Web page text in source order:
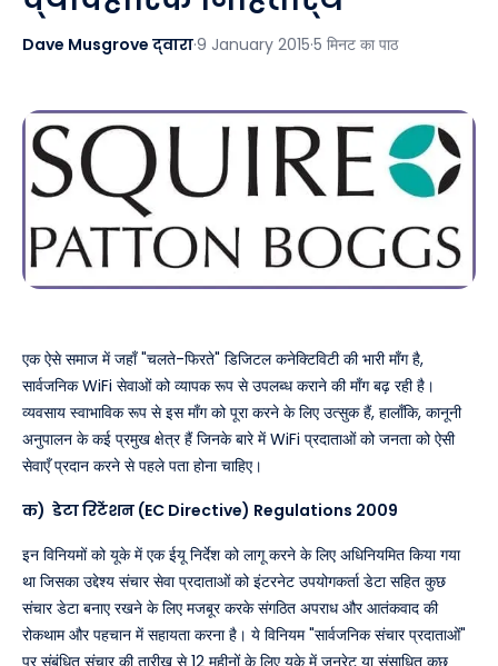
Dave Musgrove द्वारा·9 January 2015·5 मिनट का पाठ
एक ऐसे समाज में जहाँ "चलते-फिरते" डिजिटल कनेक्टिविटी की भारी माँग है,
सार्वजनिक WiFi सेवाओं को व्यापक रूप से उपलब्ध कराने की माँग बढ़ रही है।
व्यवसाय स्वाभाविक रूप से इस माँग को पूरा करने के लिए उत्सुक हैं, हालाँकि, कानूनी
अनुपालन के कई प्रमुख क्षेत्र हैं जिनके बारे में WiFi प्रदाताओं को जनता को ऐसी
सेवाएँ प्रदान करने से पहले पता होना चाहिए।
क) डेटा रिटेंशन (EC Directive) Regulations 2009
इन विनियमों को यूके में एक ईयू निर्देश को लागू करने के लिए अधिनियमित किया गया
था जिसका उद्देश्य संचार सेवा प्रदाताओं को इंटरनेट उपयोगकर्ता डेटा सहित कुछ
संचार डेटा बनाए रखने के लिए मजबूर करके संगठित अपराध और आतंकवाद की
रोकथाम और पहचान में सहायता करना है। ये विनियम "सार्वजनिक संचार प्रदाताओं"
पर संबंधित संचार की तारीख से 12 महीनों के लिए यूके में जनरेट या संसाधित कुछ